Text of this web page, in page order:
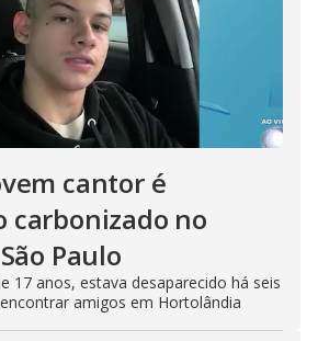
cantor é
carbonizado no
Paulo
17 anos, estava desaparecido há seis
amigos em Hortolândia